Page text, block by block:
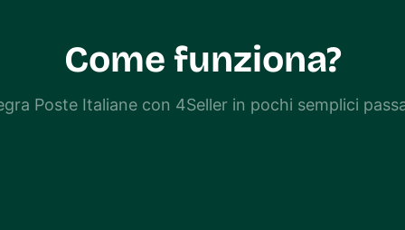
Come funziona?
Poste Italiane con 4Seller in pochi semplici